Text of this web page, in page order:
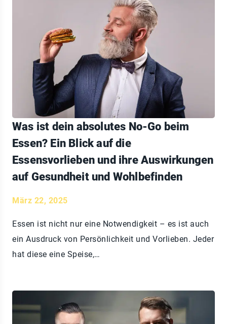
Was ist dein absolutes No-Go beim
Essen? Ein Blick auf die
Essensvorlieben und ihre Auswirkungen
auf Gesundheit und Wohlbefinden
März 22, 2025
Essen ist nicht nur eine Notwendigkeit – es ist auch
ein Ausdruck von Persönlichkeit und Vorlieben. Jeder
hat diese eine Speise,…